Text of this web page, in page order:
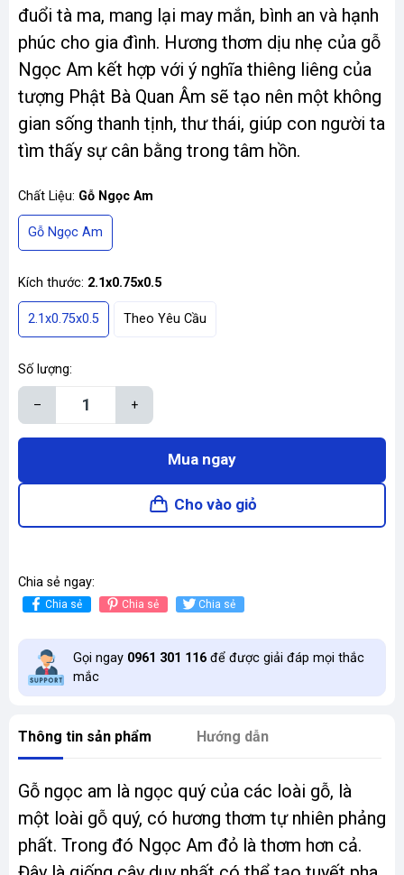
đuổi tà ma, mang lại may mắn, bình an và hạnh
phúc cho gia đình. Hương thơm dịu nhẹ của gỗ
Ngọc Am kết hợp với ý nghĩa thiêng liêng của
tượng Phật Bà Quan Âm sẽ tạo nên một không
gian sống thanh tịnh, thư thái, giúp con người ta
tìm thấy sự cân bằng trong tâm hồn.
Chất Liệu: Gỗ Ngọc Am
Gỗ Ngọc Am
Kích thước: 2.1x0.75x0.5
2.1x0.75x0.5 Theo Yêu Cầu
Số lượng:
– +
Mua ngay
Cho vào giỏ
Chia sẻ ngay:
Chia sẻ Chia sẻ Chia sẻ
Gọi ngay 0961 301 116 để được giải đáp mọi thắc
mắc
Thông tin sản phẩm Hướng dẫn
Gỗ ngọc am là ngọc quý của các loài gỗ, là
một loài gỗ quý, có hương thơm tự nhiên phảng
phất. Trong đó Ngọc Am đỏ là thơm hơn cả.